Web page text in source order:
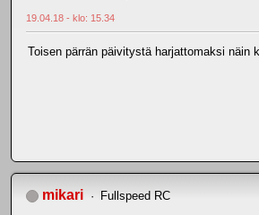
19.04.18 - klo: 15.34
Toisen pärrän päivitystä harjattomaksi näin
mikari Fullspeed RC